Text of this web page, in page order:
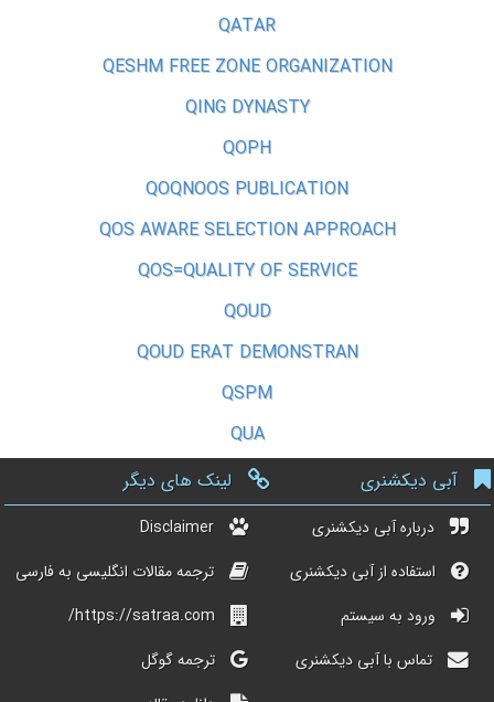
QATAR
QESHM FREE ZONE ORGANIZATION
QING DYNASTY
QOPH
QOQNOOS PUBLICATION
QOS AWARE SELECTION APPROACH
QOS=QUALITY OF SERVICE
QOUD
QOUD ERAT DEMONSTRAN
QSPM
QUA
آبی دیکشنری
درباره آبی دیکشنری
استفاده از آبی دیکشنری
ورود به سیستم
تماس با آبی دیکشنری
لینک های دیگر
Disclaimer
ترجمه مقالات انگلیسی به فارسی
https://satraa.com/
ترجمه گوگل